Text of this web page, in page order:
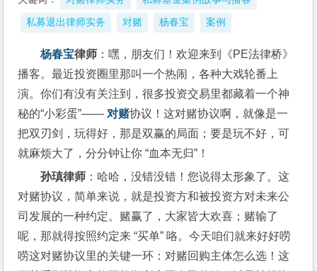
私募退出律师实务 对赌 杨春宝 案例
杨春宝律师 ：嘿，朋友们！欢迎来到《PE法律桥》
播客。最近投资圈里那叫一个热闹，各种大戏轮番上
演。你们有没有关注到，很多投资交易里都藏着一个神
秘的“小彩蛋”—— 对赌协议！这对赌协议啊，就像是一
把双刃剑，玩得好，那是双赢的局面；要是玩不好，可
就麻烦大了，分分钟让你 “血本无归”！
孙瑱律师 ：哈哈，没错没错！您说得太形象了。这
对赌协议，简单来说，就是投资方和被投资方对未来公
司发展的一种约定。赌赢了，大家皆大欢喜；赌输了
呢，那就得按照约定来 “买单” 咯。今天咱们就来好好唠
唠这对赌协议里的关键一环：对赌回购主体怎么选！这